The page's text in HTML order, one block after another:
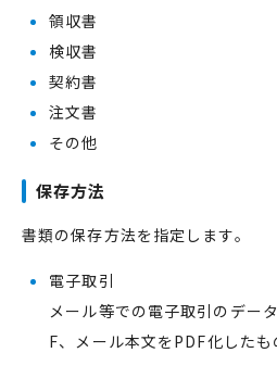
領収書
検収書
契約書
注文書
その他
保存方法
書類の保存方法を指定します。
電子取引
メール等での電子取引のデー
F、メール本文をPDF化した